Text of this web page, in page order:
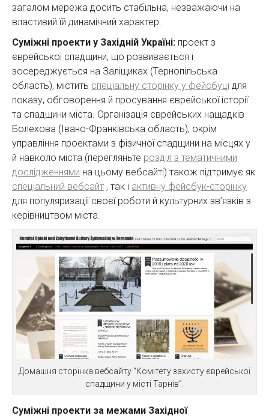
загалом мережа досить стабільна, незважаючи на
властивий їй динамічний характер.
Суміжні проекти у Західній Україні: проект з
єврейської спадщини, що розвивається і
зосереджується на Заліщиках (Тернопільська
область), містить спеціальну сторінку у фейсбуці для
показу, обговорення й просування єврейської історії
та спадщини міста. Організація єврейських нащадків
Болехова (Івано-Франківська область), окрім
управління проектами з фізичної спадщини на місцях у
й навколо міста (перегляньте розділ з тематичними
дослідженнями на цьому вебсайті) також підтримує як
спеціальний вебсайт , так і активну фейсбук-сторінку
для популяризації своєї роботи й культурних зв’язків з
керівництвом міста.
Домашня сторінка вебсайту “Комітету захисту єврейської
спадщини у місті Тарнів”.
Суміжні проекти за межами Західної